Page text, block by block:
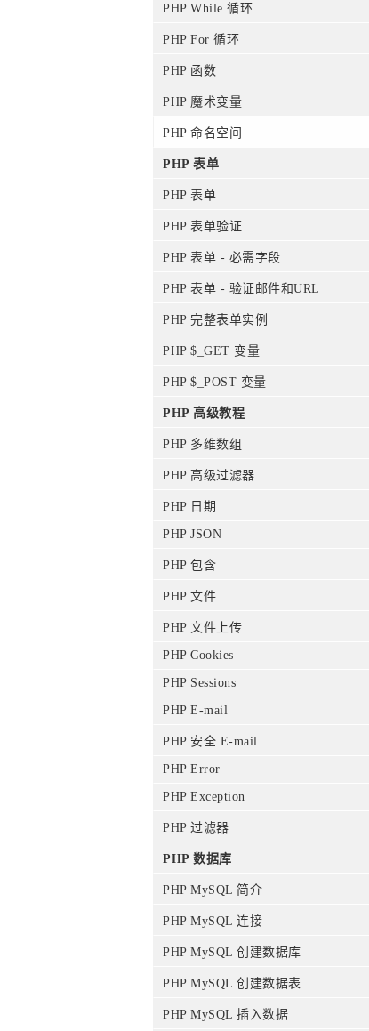
PHP While 循环
PHP For 循环
PHP 函数
PHP 魔术变量
PHP 命名空间
PHP 表单
PHP 表单
PHP 表单验证
PHP 表单 - 必需字段
PHP 表单 - 验证邮件和URL
PHP 完整表单实例
PHP $_GET 变量
PHP $_POST 变量
PHP 高级教程
PHP 多维数组
PHP 高级过滤器
PHP 日期
PHP JSON
PHP 包含
PHP 文件
PHP 文件上传
PHP Cookies
PHP Sessions
PHP E-mail
PHP 安全 E-mail
PHP Error
PHP Exception
PHP 过滤器
PHP 数据库
PHP MySQL 简介
PHP MySQL 连接
PHP MySQL 创建数据库
PHP MySQL 创建数据表
PHP MySQL 插入数据